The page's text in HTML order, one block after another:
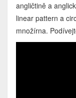
angličtině a
linear pattern a
množírna.